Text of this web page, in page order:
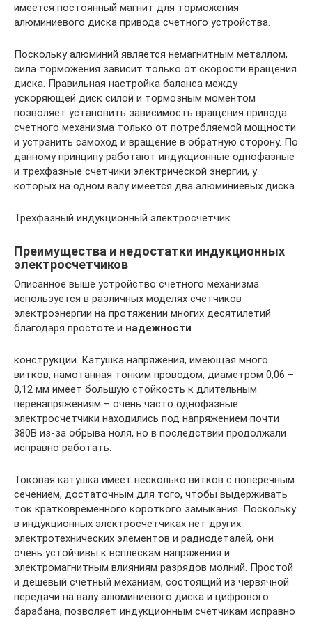
имеется постоянный магнит для торможения
алюминиевого диска привода счетного устройства.
Поскольку алюминий является немагнитным металлом,
сила торможения зависит только от скорости вращения
диска. Правильная настройка баланса между
ускоряющей диск силой и тормозным моментом
позволяет установить зависимость вращения привода
счетного механизма только от потребляемой мощности
и устранить самоход и вращение в обратную сторону. По
данному принципу работают индукционные однофазные
и трехфазные счетчики электрической энергии, у
которых на одном валу имеется два алюминиевых диска.
Трехфазный индукционный электросчетчик
Преимущества и недостатки индукционных
электросчетчиков
Описанное выше устройство счетного механизма
используется в различных моделях счетчиков
электроэнергии на протяжении многих десятилетий
благодаря простоте и надежности
конструкции. Катушка напряжения, имеющая много
витков, намотанная тонким проводом, диаметром 0,06 –
0,12 мм имеет большую стойкость к длительным
перенапряжениям – очень часто однофазные
электросчетчики находились под напряжением почти
380В из-за обрыва ноля, но в последствии продолжали
исправно работать.
Токовая катушка имеет несколько витков с поперечным
сечением, достаточным для того, чтобы выдерживать
ток кратковременного короткого замыкания. Поскольку
в индукционных электросчетчиках нет других
электротехнических элементов и радиодеталей, они
очень устойчивы к всплескам напряжения и
электромагнитным влияниям разрядов молний. Простой
и дешевый счетный механизм, состоящий из червячной
передачи на валу алюминиевого диска и цифрового
барабана, позволяет индукционным счетчикам исправно